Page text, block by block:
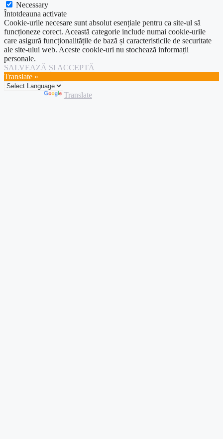
Necessary
Întotdeauna activate
Cookie-urile necesare sunt absolut esențiale pentru ca site-ul să
funcționeze corect. Această categorie include numai cookie-urile
care asigură funcționalitățile de bază și caracteristicile de securitate
ale site-ului web. Aceste cookie-uri nu stochează informații
personale.
SALVEAZĂ ȘI ACCEPTĂ
Translate »
Translate